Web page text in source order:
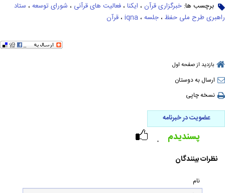
برچسب ها: خبرگزاری قرآن ، ایکنا ، فعالیت های قرآنی ، شورای توسعه ، ستاد
راهبری طرح ملی حفظ ، جلسه ، iqna ، قرآن
بازدید از صفحه اول
ارسال به دوستان
نسخه چاپی
عضویت در خبرنامه
۰ پسندیدم
نظرات بینندگان
نام